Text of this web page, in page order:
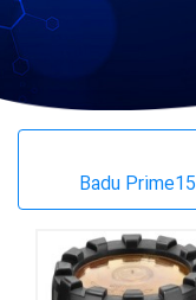
Badu Prime15